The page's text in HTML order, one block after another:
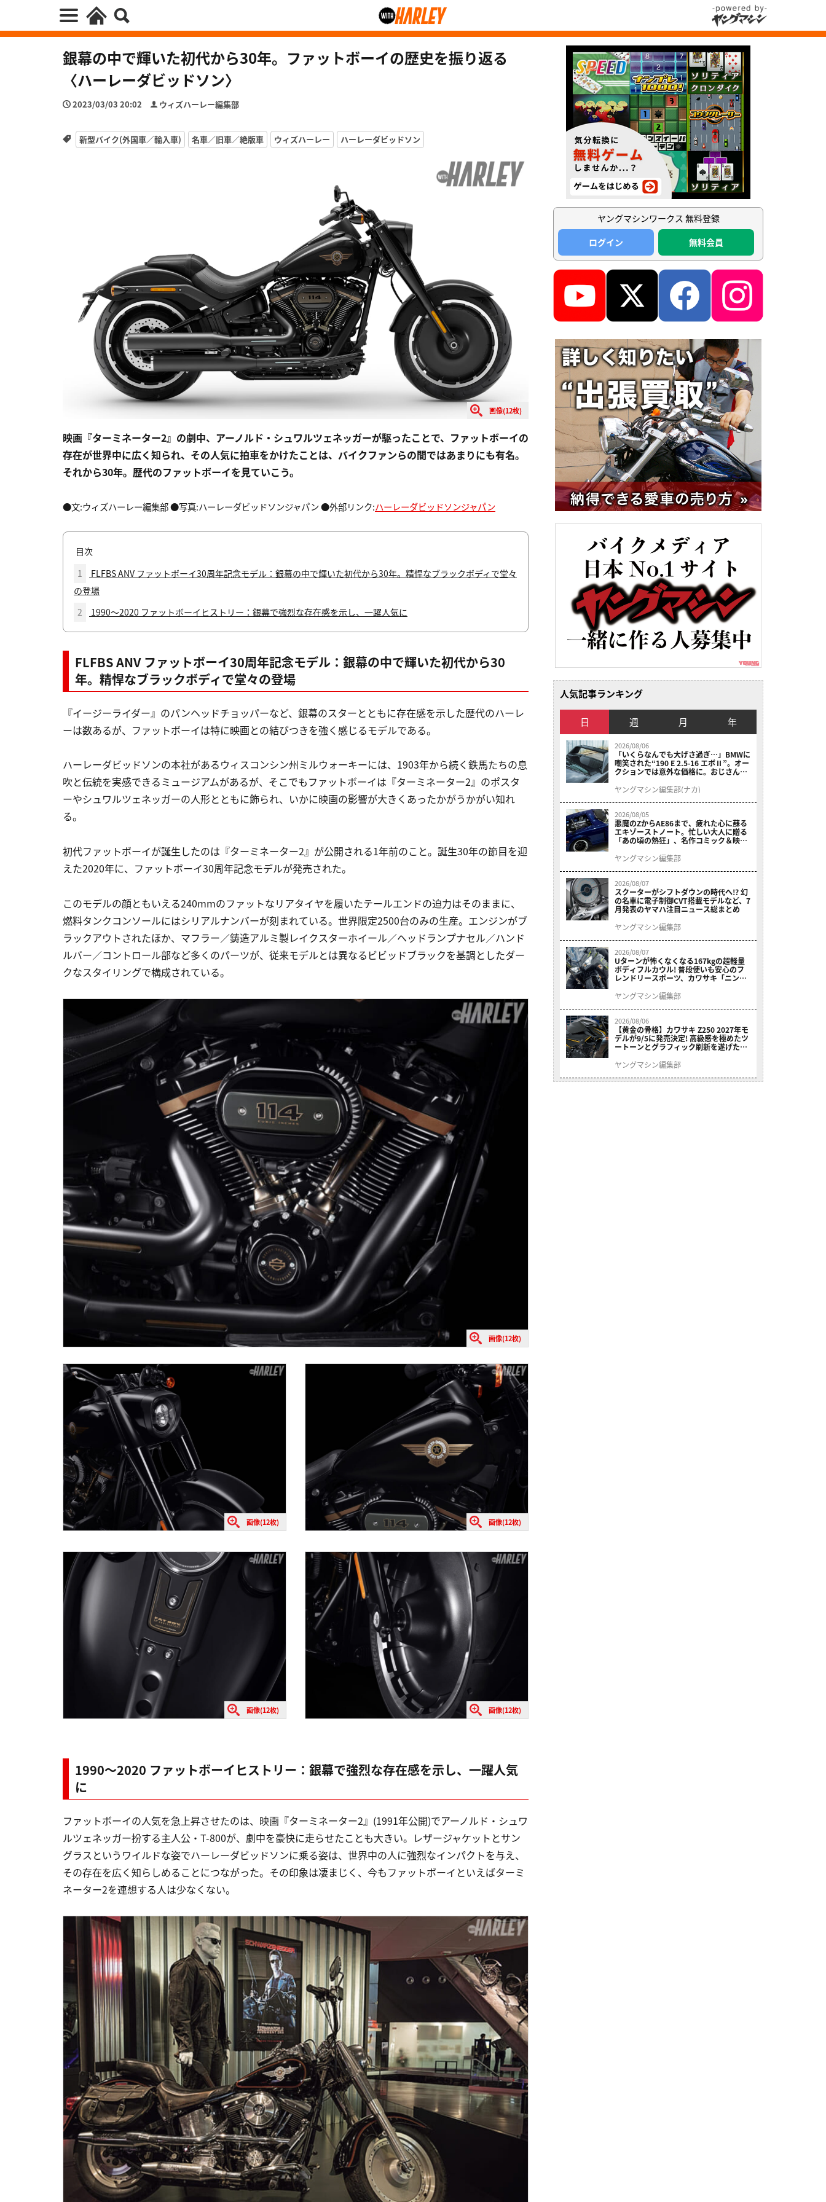
銀幕の中で輝いた初代から30年。ファットボーイの歴史を振り返る
〈ハーレーダビッドソン〉
2023/03/03 20:02 ウィズハーレー編集部
新型バイク(外国車／輸入車) 名車／旧車／絶版車 ウィズハーレー ハーレーダビッドソン
画像(12枚)
映画『ターミネーター2』の劇中、アーノルド・シュワルツェネッガーが駆ったことで、ファットボーイの
存在が世界中に広く知られ、その人気に拍車をかけたことは、バイクファンらの間ではあまりにも有名。
それから30年。歴代のファットボーイを見ていこう。
●文:ウィズハーレー編集部 ●写真:ハーレーダビッドソンジャパン ●外部リンク:ハーレーダビッドソンジャパン
目次
1
FLFBS ANV ファットボーイ30周年記念モデル：銀幕の中で輝いた初代から30年。精悍なブラックボディで堂々
の登場
2
1990〜2020 ファットボーイヒストリー：銀幕で強烈な存在感を示し、一躍人気に
FLFBS ANV ファットボーイ30周年記念モデル：銀幕の中で輝いた初代から30
年。精悍なブラックボディで堂々の登場
『イージーライダー』のパンヘッドチョッパーなど、銀幕のスターとともに存在感を示した歴代のハーレ
ーは数あるが、ファットボーイは特に映画との結びつきを強く感じるモデルである。
ハーレーダビッドソンの本社があるウィスコンシン州ミルウォーキーには、1903年から続く鉄馬たちの息
吹と伝統を実感できるミュージアムがあるが、そこでもファットボーイは『ターミネーター2』のポスタ
ーやシュワルツェネッガーの人形とともに飾られ、いかに映画の影響が大きくあったかがうかがい知れ
る。
初代ファットボーイが誕生したのは『ターミネーター2』が公開される1年前のこと。誕生30年の節目を迎
えた2020年に、ファットボーイ30周年記念モデルが発売された。
このモデルの顔ともいえる240mmのファットなリアタイヤを履いたテールエンドの迫力はそのままに、
燃料タンクコンソールにはシリアルナンバーが刻まれている。世界限定2500台のみの生産。エンジンがブ
ラックアウトされたほか、マフラー／鋳造アルミ製レイクスターホイール／ヘッドランプナセル／ハンド
ルバー／コントロール部など多くのパーツが、従来モデルとは異なるビビッドブラックを基調としたダー
クなスタイリングで構成されている。
画像(12枚)
画像(12枚) 画像(12枚)
画像(12枚) 画像(12枚)
1990〜2020 ファットボーイヒストリー：銀幕で強烈な存在感を示し、一躍人気
に
ファットボーイの人気を急上昇させたのは、映画『ターミネーター2』(1991年公開)でアーノルド・シュワ
ルツェネッガー扮する主人公・T-800が、劇中を豪快に走らせたことも大きい。レザージャケットとサン
グラスというワイルドな姿でハーレーダビッドソンに乗る姿は、世界中の人に強烈なインパクトを与え、
その存在を広く知らしめることにつながった。その印象は凄まじく、今もファットボーイといえばターミ
ネーター2を連想する人は少なくない。
ヤングマシンワークス 無料登録
ログイン
無料会員
人気記事ランキング
日 週 月 年
2026/08/06
「いくらなんでも大げさ過ぎ…」BMWに
嘲笑された“190 E 2.5-16 エボⅡ”。オー
クションでは意外な価格に。おじさん達
ヤングマシン編集部(ナカ)
2026/08/05
悪魔のZからAE86まで、疲れた心に蘇る
エキゾーストノート。忙しい大人に贈る
「あの頃の熱狂」、名作コミック＆映画
結！
ヤングマシン編集部
2026/08/07
スクーターがシフトダウンの時代へ!? 幻
の名車に電子制御CVT搭載モデルなど、7
月発表のヤマハ注目ニュース総まとめ
ヤングマシン編集部
2026/08/07
Uターンが怖くなくなる167kgの超軽量
ボディフルカウル! 普段使いも安心のフ
レンドリースポーツ、カワサキ「ニンジ
9/5発売
ヤングマシン編集部
2026/08/06
【黄金の骨格】カワサキ Z250 2027年モ
デルが9/5に発売決定! 高級感を極めたツ
ートーンとグラフィック刷新を遂げた本
ヤングマシン編集部